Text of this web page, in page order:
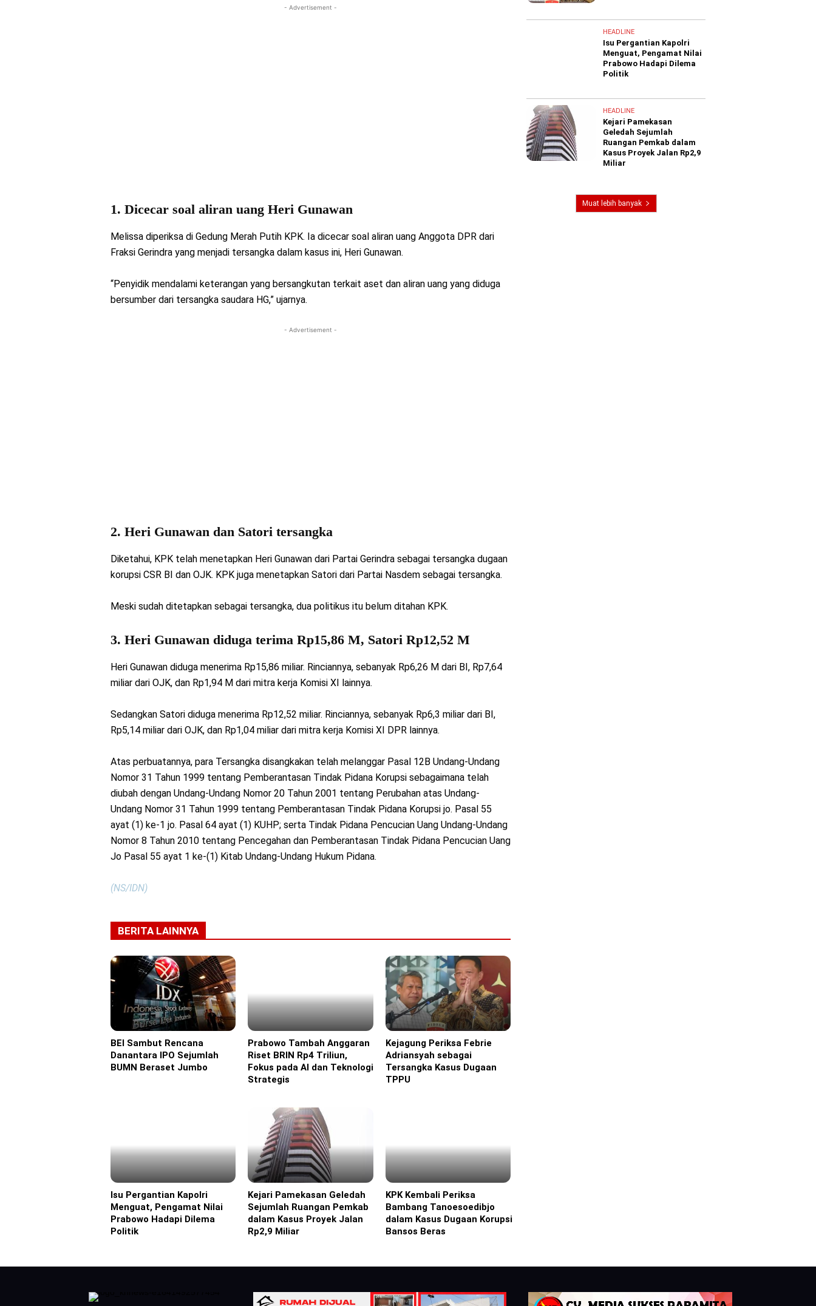
- Advertisement -
1. Dicecar soal aliran uang Heri Gunawan
Melissa diperiksa di Gedung Merah Putih KPK. Ia dicecar soal aliran uang Anggota DPR dari
Fraksi Gerindra yang menjadi tersangka dalam kasus ini, Heri Gunawan.
“Penyidik mendalami keterangan yang bersangkutan terkait aset dan aliran uang yang diduga
bersumber dari tersangka saudara HG,” ujarnya.
- Advertisement -
2. Heri Gunawan dan Satori tersangka
Diketahui, KPK telah menetapkan Heri Gunawan dari Partai Gerindra sebagai tersangka dugaan
korupsi CSR BI dan OJK. KPK juga menetapkan Satori dari Partai Nasdem sebagai tersangka.
Meski sudah ditetapkan sebagai tersangka, dua politikus itu belum ditahan KPK.
3. Heri Gunawan diduga terima Rp15,86 M, Satori Rp12,52 M
Heri Gunawan diduga menerima Rp15,86 miliar. Rinciannya, sebanyak Rp6,26 M dari BI, Rp7,64
miliar dari OJK, dan Rp1,94 M dari mitra kerja Komisi XI lainnya.
Sedangkan Satori diduga menerima Rp12,52 miliar. Rinciannya, sebanyak Rp6,3 miliar dari BI,
Rp5,14 miliar dari OJK, dan Rp1,04 miliar dari mitra kerja Komisi XI DPR lainnya.
Atas perbuatannya, para Tersangka disangkakan telah melanggar Pasal 12B Undang-Undang
Nomor 31 Tahun 1999 tentang Pemberantasan Tindak Pidana Korupsi sebagaimana telah
diubah dengan Undang-Undang Nomor 20 Tahun 2001 tentang Perubahan atas Undang-
Undang Nomor 31 Tahun 1999 tentang Pemberantasan Tindak Pidana Korupsi jo. Pasal 55
ayat (1) ke-1 jo. Pasal 64 ayat (1) KUHP; serta Tindak Pidana Pencucian Uang Undang-Undang
Nomor 8 Tahun 2010 tentang Pencegahan dan Pemberantasan Tindak Pidana Pencucian Uang
Jo Pasal 55 ayat 1 ke-(1) Kitab Undang-Undang Hukum Pidana.
(NS/IDN)
BERITA LAINNYA
Headline
BEI Sambut Rencana
Danantara IPO Sejumlah
BUMN Beraset Jumbo
Headline
Prabowo Tambah Anggaran
Riset BRIN Rp4 Triliun,
Fokus pada AI dan Teknologi
Strategis
Headline
Kejagung Periksa Febrie
Adriansyah sebagai
Tersangka Kasus Dugaan
TPPU
Headline
Isu Pergantian Kapolri
Menguat, Pengamat Nilai
Prabowo Hadapi Dilema
Politik
Headline
Kejari Pamekasan Geledah
Sejumlah Ruangan Pemkab
dalam Kasus Proyek Jalan
Rp2,9 Miliar
Headline
KPK Kembali Periksa
Bambang Tanoesoedibjo
dalam Kasus Dugaan Korupsi
Bansos Beras
HEADLINE
Isu Pergantian Kapolri
Menguat, Pengamat Nilai
Prabowo Hadapi Dilema
Politik
HEADLINE
Kejari Pamekasan
Geledah Sejumlah
Ruangan Pemkab dalam
Kasus Proyek Jalan Rp2,9
Miliar
Muat lebih banyak